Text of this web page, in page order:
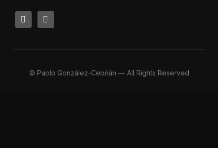
linkedin instagram
© Pablo González-Cebrián — All Rights Reserved